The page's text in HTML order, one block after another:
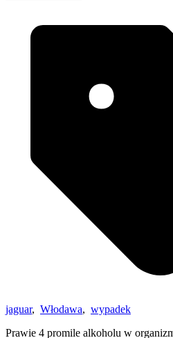
jaguar, Włodawa, wypadek
Prawie 4 promile alkoholu w